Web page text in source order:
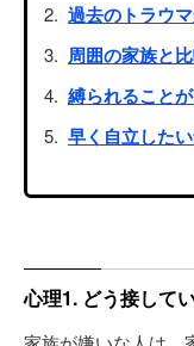
過去のトラウ
周囲の家族と
縛られること
早く自立した
心理1. どう接して